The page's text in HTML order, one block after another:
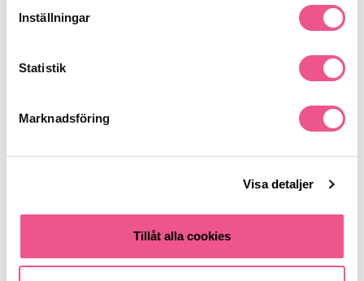
Inställningar
Statistik
Marknadsföring
Visa detaljer
Tillåt alla cookies
TheBalm Even Steven
85,40 kr
LÄGG I VARUKORGEN